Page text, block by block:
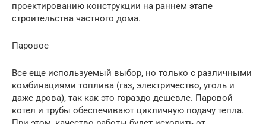
проектированию конструкции на раннем этапе
строительства частного дома.
Паровое
Все еще используемый выбор, но только с различными
комбинациями топлива (газ, электричество, уголь и
даже дрова), так как это гораздо дешевле. Паровой
котел и трубы обеспечивают цикличную подачу тепла.